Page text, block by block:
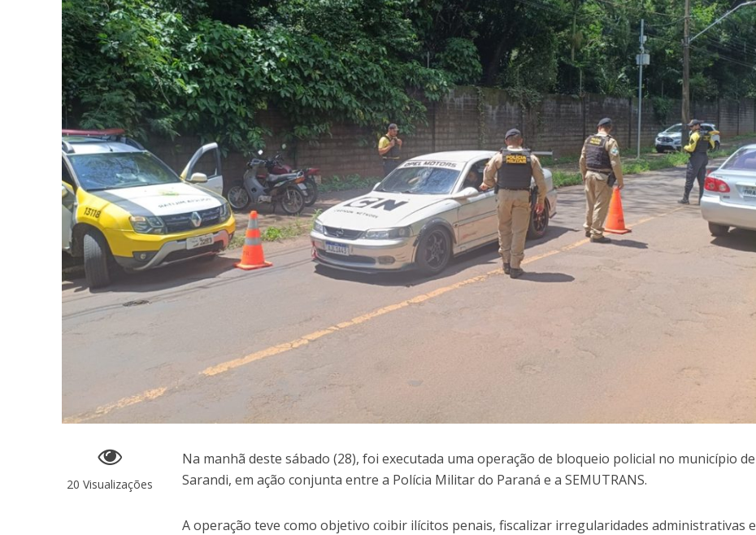
20 Visualizações
Na manhã deste sábado (28), foi executada uma operação de bloqueio policial no município de
Sarandi, em ação conjunta entre a Polícia Militar do Paraná e a SEMUTRANS.
A operação teve como objetivo coibir ilícitos penais, fiscalizar irregularidades administrativas e